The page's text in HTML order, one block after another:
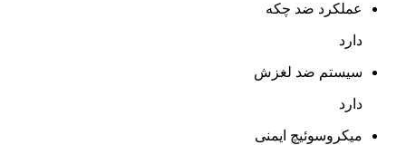
عملکرد ضد چکه
دارد
سیستم ضد لغزش
دارد
میکروسوئیچ ایمنی